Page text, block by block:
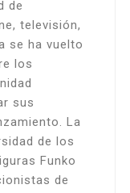
de
televisión,
se ha vuelto
los
sus
La
de los
Funko
de